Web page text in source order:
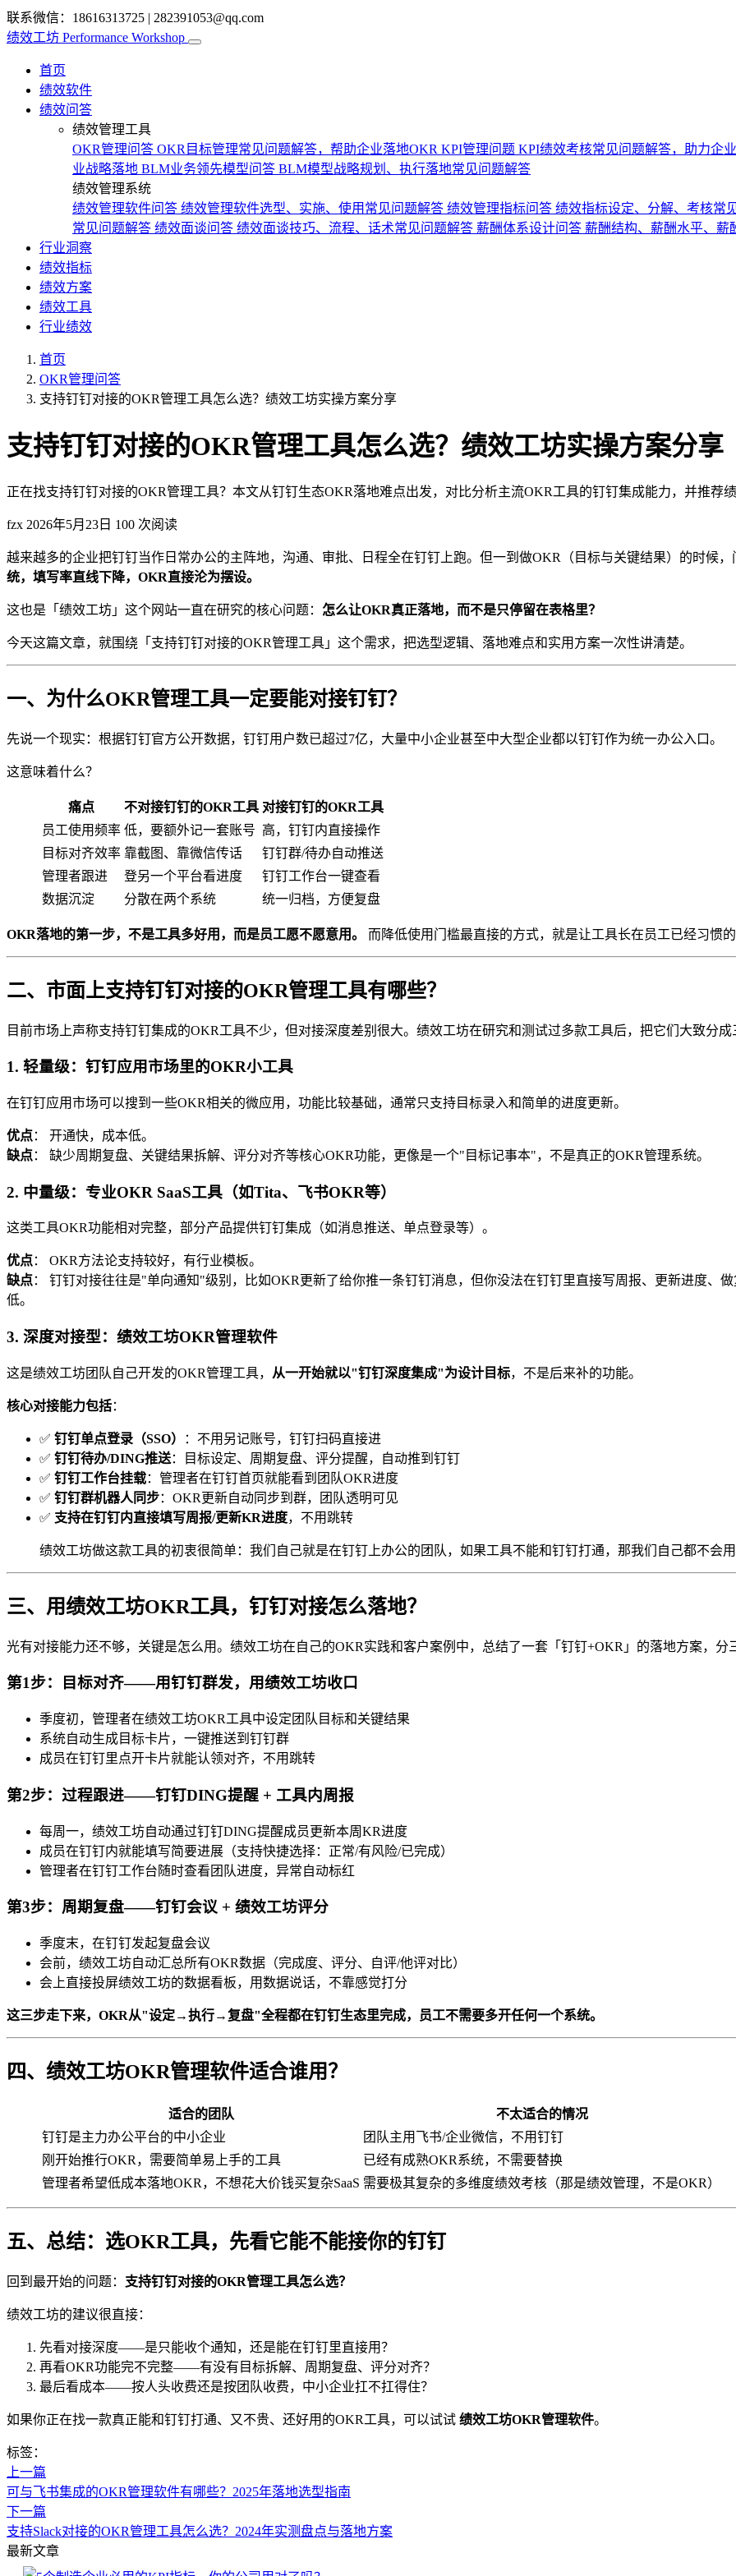
联系微信：18616313725 | 282391053@qq.com
绩效工坊 Performance Workshop
首页
绩效软件
绩效问答
绩效管理工具
OKR管理问答 OKR目标管理常见问题解答，帮助企业落地OKR KPI管理问题 KPI绩效考核常见问题解答，助力企
业战略落地 BLM业务领先模型问答 BLM模型战略规划、执行落地常见问题解答
绩效管理系统
绩效管理软件问答 绩效管理软件选型、实施、使用常见问题解答 绩效管理指标问答 绩效指标设定、分解、考核常
常见问题解答 绩效面谈问答 绩效面谈技巧、流程、话术常见问题解答 薪酬体系设计问答 薪酬结构、薪酬水平、薪
行业洞察
绩效指标
绩效方案
绩效工具
行业绩效
首页
OKR管理问答
支持钉钉对接的OKR管理工具怎么选？绩效工坊实操方案分享
支持钉钉对接的OKR管理工具怎么选？绩效工坊实操方案分享
正在找支持钉钉对接的OKR管理工具？本文从钉钉生态OKR落地难点出发，对比分析主流OKR工具的钉钉集成能力，并推荐
fzx 2026年5月23日 100 次阅读
越来越多的企业把钉钉当作日常办公的主阵地，沟通、审批、日程全在钉钉上跑。但一到做OKR（目标与关键结果）的时候
统，填写率直线下降，OKR直接沦为摆设。
这也是「绩效工坊」这个网站一直在研究的核心问题： 怎么让OKR真正落地，而不是只停留在表格里？
今天这篇文章，就围绕「支持钉钉对接的OKR管理工具」这个需求，把选型逻辑、落地难点和实用方案一次性讲清楚。
一、为什么OKR管理工具一定要能对接钉钉？
先说一个现实：根据钉钉官方公开数据，钉钉用户数已超过7亿，大量中小企业甚至中大型企业都以钉钉作为统一办公入口。
这意味着什么？
痛点 不对接钉钉的OKR工具 对接钉钉的OKR工具
员工使用频率 低，要额外记一套账号 高，钉钉内直接操作
目标对齐效率 靠截图、靠微信传话
钉钉群/待办自动推送
管理者跟进
登另一个平台看进度
钉钉工作台一键查看
数据沉淀
分散在两个系统 统一归档，方便复盘
OKR落地的第一步，不是工具多好用，而是员工愿不愿意用。 而降低使用门槛最直接的方式，就是让工具长在员工已经习惯
二、市面上支持钉钉对接的OKR管理工具有哪些？
目前市场上声称支持钉钉集成的OKR工具不少，但对接深度差别很大。绩效工坊在研究和测试过多款工具后，把它们大致分成
1. 轻量级：钉钉应用市场里的OKR小工具
在钉钉应用市场可以搜到一些OKR相关的微应用，功能比较基础，通常只支持目标录入和简单的进度更新。
优点： 开通快，成本低。
缺点： 缺少周期复盘、关键结果拆解、评分对齐等核心OKR功能，更像是一个"目标记事本"，不是真正的OKR管理系统。
2. 中量级：专业OKR SaaS工具（如Tita、飞书OKR等）
这类工具OKR功能相对完整，部分产品提供钉钉集成（如消息推送、单点登录等）。
优点： OKR方法论支持较好，有行业模板。
缺点： 钉钉对接往往是"单向通知"级别，比如OKR更新了给你推一条钉钉消息，但你没法在钉钉里直接写周报、更新进度、
低。
3. 深度对接型：绩效工坊OKR管理软件
这是绩效工坊团队自己开发的OKR管理工具， 从一开始就以"钉钉深度集成"为设计目标，不是后来补的功能。
核心对接能力包括：
✅ 钉钉单点登录（SSO）
：不用另记账号，钉钉扫码直接进
✅ 钉钉待办/DING推送：目标设定、周期复盘、评分提醒，自动推到钉钉
✅ 钉钉工作台挂载：管理者在钉钉首页就能看到团队OKR进度
✅ 钉钉群机器人同步：OKR更新自动同步到群，团队透明可见
✅ 支持在钉钉内直接填写周报/更新KR进度，不用跳转
绩效工坊做这款工具的初衷很简单：我们自己就是在钉钉上办公的团队，如果工具不能和钉钉打通，那我们自己都不会用
三、用绩效工坊OKR工具，钉钉对接怎么落地？
光有对接能力还不够，关键是怎么用。绩效工坊在自己的OKR实践和客户案例中，总结了一套「钉钉+OKR」的落地方案，分
第1步：目标对齐——用钉钉群发，用绩效工坊收口
季度初，管理者在绩效工坊OKR工具中设定团队目标和关键结果
系统自动生成目标卡片，一键推送到钉钉群
成员在钉钉里点开卡片就能认领对齐，不用跳转
第2步：过程跟进——钉钉DING提醒 + 工具内周报
每周一，绩效工坊自动通过钉钉DING提醒成员更新本周KR进度
成员在钉钉内就能填写简要进展（支持快捷选择：正常/有风险/已完成）
管理者在钉钉工作台随时查看团队进度，异常自动标红
第3步：周期复盘——钉钉会议 + 绩效工坊评分
季度末，在钉钉发起复盘会议
会前，绩效工坊自动汇总所有OKR数据（完成度、评分、自评/他评对比）
会上直接投屏绩效工坊的数据看板，用数据说话，不靠感觉打分
这三步走下来，OKR从"设定→执行→复盘"全程都在钉钉生态里完成，员工不需要多开任何一个系统。
四、绩效工坊OKR管理软件适合谁用？
适合的团队
不太适合的情况
钉钉是主力办公平台的中小企业
团队主用飞书/企业微信，不用钉钉
刚开始推行OKR，需要简单易上手的工具
已经有成熟OKR系统，不需要替换
管理者希望低成本落地OKR，不想花大价钱买复杂SaaS 需要极其复杂的多维度绩效考核（那是绩效管理，不是OKR）
五、总结：选OKR工具，先看它能不能接你的钉钉
回到最开始的问题： 支持钉钉对接的OKR管理工具怎么选？
绩效工坊的建议很直接：
先看对接深度——是只能收个通知，还是能在钉钉里直接用？
再看OKR功能完不完整——有没有目标拆解、周期复盘、评分对齐？
最后看成本——按人头收费还是按团队收费，中小企业扛不扛得住？
如果你正在找一款真正能和钉钉打通、又不贵、还好用的OKR工具，可以试试 绩效工坊OKR管理软件。
标签：
上一篇
可与飞书集成的OKR管理软件有哪些？2025年落地选型指南
下一篇
支持Slack对接的OKR管理工具怎么选？2024年实测盘点与落地方案
最新文章